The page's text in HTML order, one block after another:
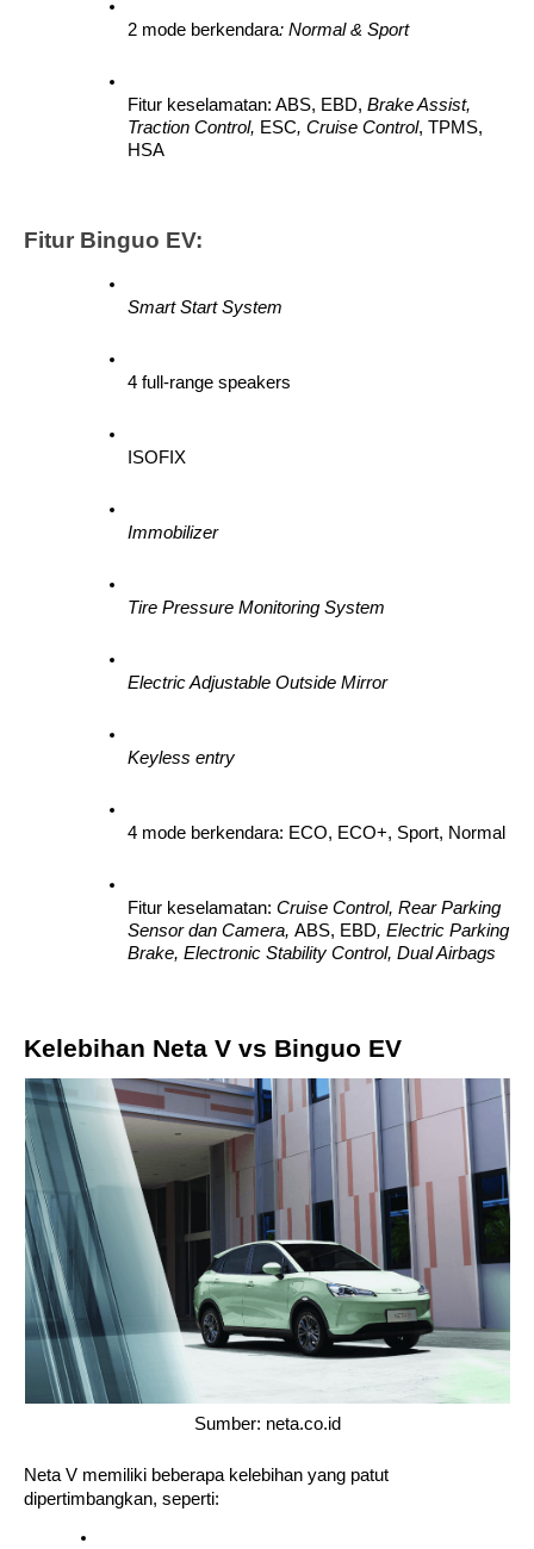
2 mode berkendara: Normal & Sport
Fitur keselamatan: ABS, EBD, Brake Assist,
Traction Control, ESC, Cruise Control, TPMS,
HSA
Fitur Binguo EV:
Smart Start System
4 full-range speakers
ISOFIX
Immobilizer
Tire Pressure Monitoring System
Electric Adjustable Outside Mirror
Keyless entry
4 mode berkendara: ECO, ECO+, Sport, Normal
Fitur keselamatan: Cruise Control, Rear Parking
Sensor dan Camera, ABS, EBD, Electric Parking
Brake, Electronic Stability Control, Dual Airbags
Kelebihan Neta V vs Binguo EV
Sumber: neta.co.id
Neta V memiliki beberapa kelebihan yang patut
dipertimbangkan, seperti: